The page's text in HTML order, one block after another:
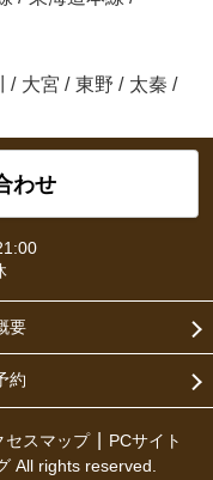
/ 大宮 / 東野 / 太秦 /
わせ
要
約
セスマップ
PCサイト
All rights reserved.